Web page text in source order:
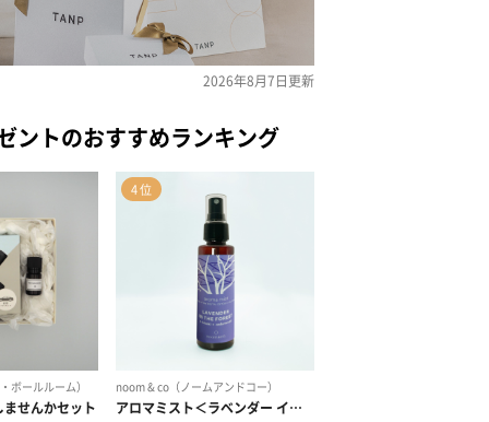
2026年8月7日更新
ントのおすすめランキング